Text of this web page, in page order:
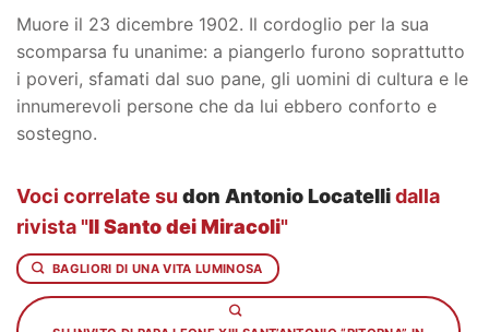
Muore il 23 dicembre 1902. Il cordoglio per la sua
scomparsa fu unanime: a piangerlo furono soprattutto
i poveri, sfamati dal suo pane, gli uomini di cultura e le
innumerevoli persone che da lui ebbero conforto e
sostegno.
Voci correlate su don Antonio Locatellidalla
rivista "Il Santo dei Miracoli"
BAGLIORI DI UNA VITA LUMINOSA